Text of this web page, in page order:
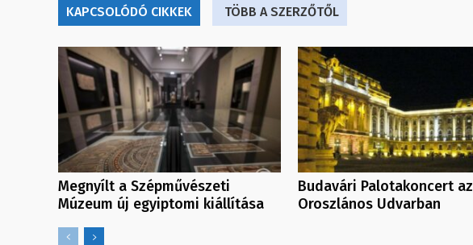
KAPCSOLÓDÓ CIKKEK TÖBB A SZERZŐTŐL
Megnyílt a Szépművészeti
Múzeum új egyiptomi kiállítása
Budavári Palotakoncert az
Oroszlános Udvarban